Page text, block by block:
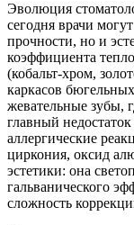
Эволюция
сегодня врачи
прочности, но и
коэффициента
(кобальт-хром,
каркасов
жевательные зубы,
главный
аллергические
циркония, оксид
эстетики: она
гальванического
сложность